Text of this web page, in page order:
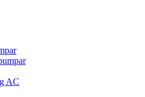
AC